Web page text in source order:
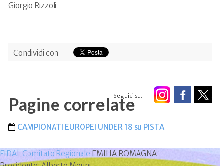
Giorgio Rizzoli
Condividi con
Seguici su:
Pagine correlate
CAMPIONATI EUROPEI UNDER 18 su PISTA
FIDAL Comitato Regionale EMILIA ROMAGNA